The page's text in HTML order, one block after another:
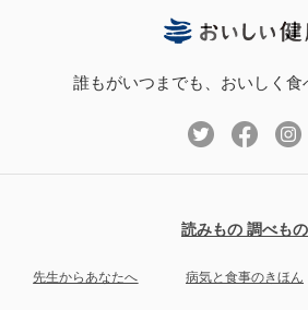
誰もがいつまでも、おいしく食
読みもの 調べもの
先生からあなたへ 病気と食事のきほん